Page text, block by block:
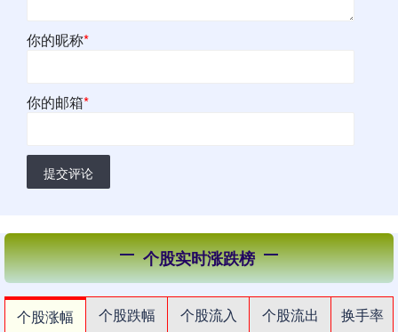
你的昵称*
你的邮箱*
提交评论
个股实时涨跌榜
个股涨幅 个股跌幅 个股流入 个股流出
换手率